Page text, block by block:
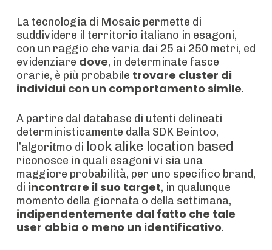
La tecnologia di Mosaic permette di
suddividere il territorio italiano in esagoni,
con un raggio che varia dai 25 ai 250 metri, ed
evidenziare dove, in determinate fasce
orarie, è più probabile trovare cluster di
individui con un comportamento simile.
A partire dal database di utenti delineati
deterministicamente dalla SDK Beintoo,
l’algoritmo di look alike location based
riconosce in quali esagoni vi sia una
maggiore probabilità, per uno specifico brand,
di incontrare il suo target, in qualunque
momento della giornata o della settimana,
indipendentemente dal fatto che tale
user abbia o meno un identificativo.